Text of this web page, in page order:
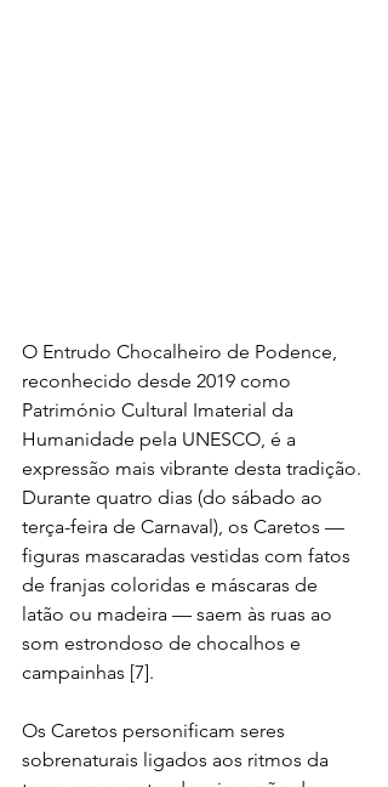
O Entrudo Chocalheiro de Podence,
reconhecido desde 2019 como
Património Cultural Imaterial da
Humanidade pela UNESCO, é a
expressão mais vibrante desta tradição.
Durante quatro dias (do sábado ao
terça-feira de Carnaval), os Caretos —
figuras mascaradas vestidas com fatos
de franjas coloridas e máscaras de
latão ou madeira — saem às ruas ao
som estrondoso de chocalhos e
campainhas [7].
Os Caretos personificam seres
sobrenaturais ligados aos ritmos da